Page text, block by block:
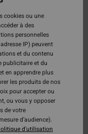
cookies ou une
à des
personnelles
IP) peuvent
et du contenu
publicitaire et du
en apprendre plus
les produits de nos
pour accepter ou
ou vous y opposer
de votre
d’audience).
d'utilisation